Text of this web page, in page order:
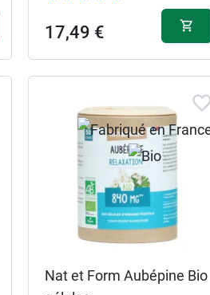
17,49 €
Nat et Form Aubépine Bio